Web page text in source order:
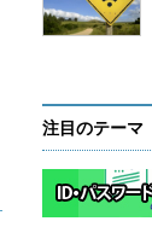
注目のテーマ